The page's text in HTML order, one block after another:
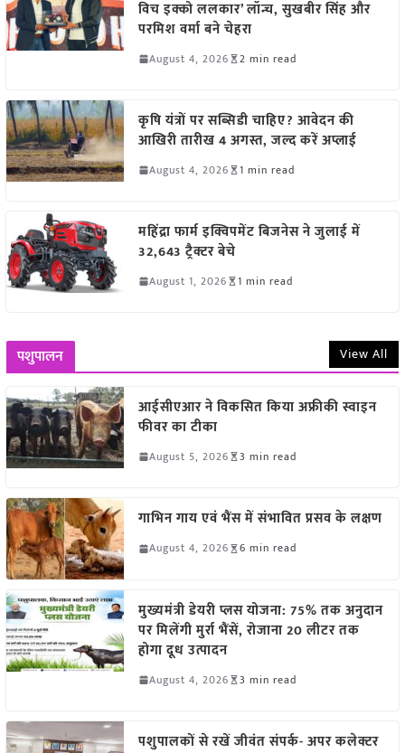
विच इक्को ललकार’ लॉन्च, सुखबीर सिंह और
परमिश वर्मा बने चेहरा
August 4, 2026 2 min read
कृषि यंत्रों पर सब्सिडी चाहिए? आवेदन की
आखिरी तारीख 4 अगस्त, जल्द करें अप्लाई
August 4, 2026 1 min read
महिंद्रा फार्म इक्विपमेंट बिजनेस ने जुलाई में
32,643 ट्रैक्टर बेचे
August 1, 2026 1 min read
पशुपालन View All
आईसीएआर ने विकसित किया अफ्रीकी स्वाइन
फीवर का टीका
August 5, 2026 3 min read
गाभिन गाय एवं भैंस में संभावित प्रसव के लक्षण
August 4, 2026 6 min read
मुख्यमंत्री डेयरी प्लस योजना: 75% तक अनुदान
पर मिलेंगी मुर्रा भैंसें, रोजाना 20 लीटर तक
होगा दूध उत्पादन
August 4, 2026 3 min read
पशुपालकों से रखें जीवंत संपर्क- अपर कलेक्टर